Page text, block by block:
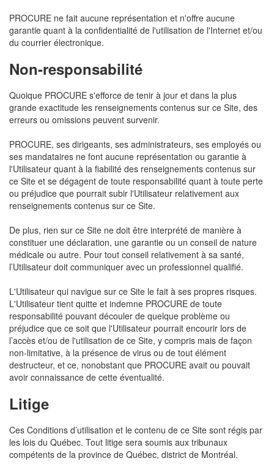
PROCURE ne fait aucune représentation et n'offre aucune
garantie quant à la confidentialité de l'utilisation de l'Internet et/ou
du courrier électronique.
Non-responsabilité
Quoique PROCURE s'efforce de tenir à jour et dans la plus
grande exactitude les renseignements contenus sur ce Site, des
erreurs ou omissions peuvent survenir.
PROCURE, ses dirigeants, ses administrateurs, ses employés ou
ses mandataires ne font aucune représentation ou garantie à
l'Utilisateur quant à la fiabilité des renseignements contenus sur
ce Site et se dégagent de toute responsabilité quant à toute perte
ou préjudice que pourrait subir l'Utilisateur relativement aux
renseignements contenus sur ce Site.
De plus, rien sur ce Site ne doit être interprété de manière à
constituer une déclaration, une garantie ou un conseil de nature
médicale ou autre. Pour tout conseil relativement à sa santé,
l’Utilisateur doit communiquer avec un professionnel qualifié.
L'Utilisateur qui navigue sur ce Site le fait à ses propres risques.
L'Utilisateur tient quitte et indemne PROCURE de toute
responsabilité pouvant découler de quelque problème ou
préjudice que ce soit que l'Utilisateur pourrait encourir lors de
l’accès et/ou de l'utilisation de ce Site, y compris mais de façon
non-limitative, à la présence de virus ou de tout élément
destructeur, et ce, nonobstant que PROCURE avait ou pouvait
avoir connaissance de cette éventualité.
Litige
Ces Conditions d’utilisation et le contenu de ce Site sont régis par
les lois du Québec. Tout litige sera soumis aux tribunaux
compétents de la province de Québec, district de Montréal.